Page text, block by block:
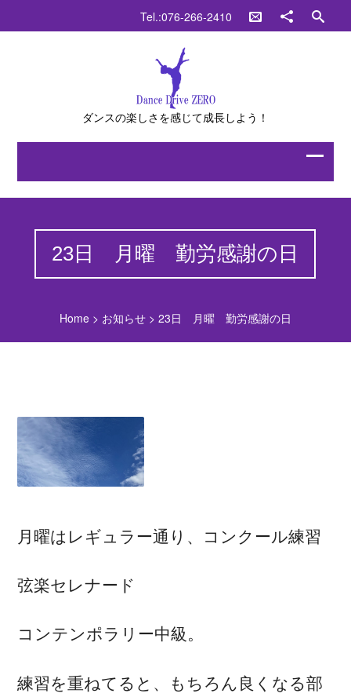
Tel.:076-266-2410
ダンスの楽しさを感じて成長しよう！
23日 月曜 勤労感謝の日
Home> お知らせ> 23日 月曜 勤労感謝の日
月曜はレギュラー通り、コンクール練習
弦楽セレナード
コンテンポラリー中級。
練習を重ねてると、もちろん良くなる部